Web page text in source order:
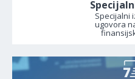
Specijalni
ugovora